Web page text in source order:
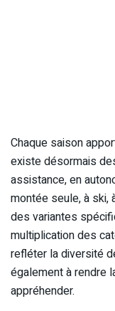
Chaque saison
existe désormais
assistance, en
montée seule, à ski,
des variantes
multiplication des
refléter la diversité
également à rendre
appréhender.